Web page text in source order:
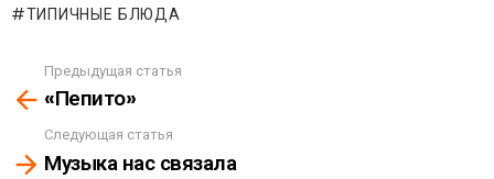
ТИПИЧНЫЕ БЛЮДА
See
more
Предыдущая статья
«Пепито»
Следующая статья
Музыка нас связала